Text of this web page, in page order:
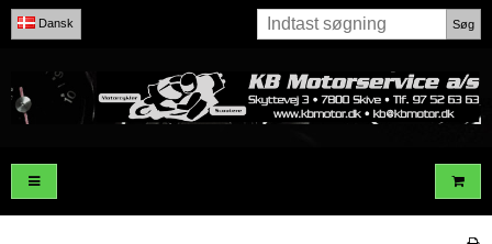
Dansk Søg